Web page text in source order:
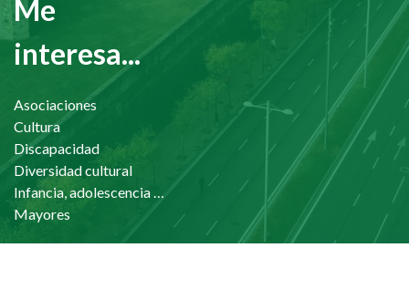
Me
interesa...
Asociaciones
Cultura
Discapacidad
Diversidad cultural
Mayores